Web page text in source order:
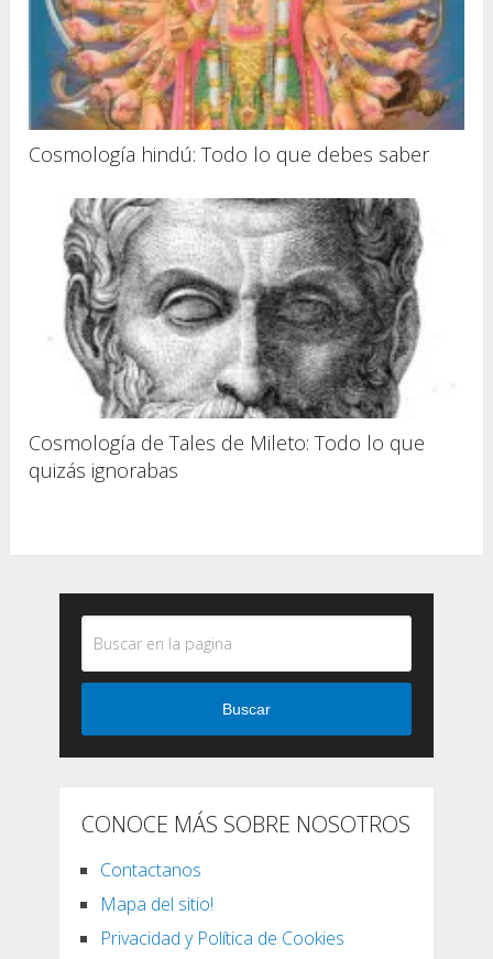
Cosmología hindú: Todo lo que debes saber
Cosmología de Tales de Mileto: Todo lo que
quizás ignorabas
Buscar
CONOCE MÁS SOBRE NOSOTROS
Contactanos
Mapa del sitio!
Privacidad y Política de Cookies